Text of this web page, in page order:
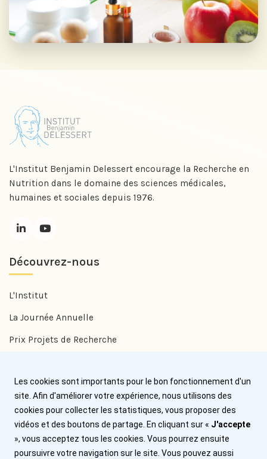
L'Institut Benjamin Delessert encourage la Recherche en
Nutrition dans le domaine des sciences médicales,
humaines et sociales depuis 1976.
Découvrez-nous
L'Institut
La Journée Annuelle
Prix Projets de Recherche
Prix Jean Trémolières
Aide
Nous contacter
Les cookies sont importants pour le bon fonctionnement d'un
site. Afin d'améliorer votre expérience, nous utilisons des
cookies pour collecter les statistiques, vous proposer des
vidéos et des boutons de partage. En cliquant sur « J'accepte
», vous acceptez tous les cookies. Vous pourrez ensuite
poursuivre votre navigation sur le site. Vous pouvez aussi